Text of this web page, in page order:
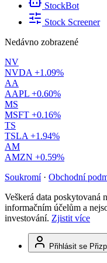
StockBot
Stock Screener
Nedávno zobrazené
NV
NVDA +1.09%
AA
AAPL +0.60%
MS
MSFT +0.16%
TS
TSLA +1.94%
AM
AMZN +0.59%
Soukromí · Obchodní
Veškerá data poskytovaná
informačním účelům a
investování. Zjistit více
Přihlásit se